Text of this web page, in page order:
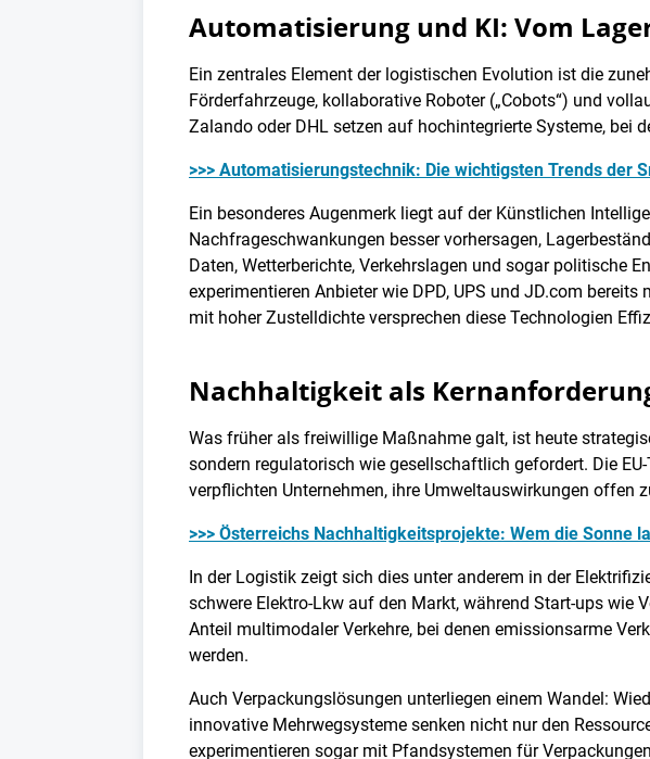
Automatisierung und KI: Vom
Ein zentrales Element der logistischen Evolution ist die
Förderfahrzeuge, kollaborative Roboter („Cobots“) und
Zalando oder DHL setzen auf hochintegrierte Systeme, bei
>>> Automatisierungstechnik: Die wichtigsten Trends der
Ein besonderes Augenmerk liegt auf der Künstlichen
Nachfrageschwankungen besser vorhersagen,
Daten, Wetterberichte, Verkehrslagen und sogar politische
experimentieren Anbieter wie DPD, UPS und JD.com
mit hoher Zustelldichte versprechen diese Technologien
Nachhaltigkeit als
Was früher als freiwillige Maßnahme galt, ist heute
sondern regulatorisch wie gesellschaftlich gefordert. Die
verpflichten Unternehmen, ihre Umweltauswirkungen offen
>>> Österreichs Nachhaltigkeitsprojekte: Wem die Sonne
In der Logistik zeigt sich dies unter anderem in der
schwere Elektro-Lkw auf den Markt, während Start-ups
Anteil multimodaler Verkehre, bei denen emissionsarme
werden.
Auch Verpackungslösungen unterliegen einem Wandel:
innovative Mehrwegsysteme senken nicht nur den
experimentieren sogar mit Pfandsystemen für